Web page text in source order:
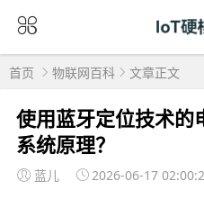
首页 物联网百科 文章正文
使用蓝牙定位技术的
系统原理？
蓝儿 2026-06-17